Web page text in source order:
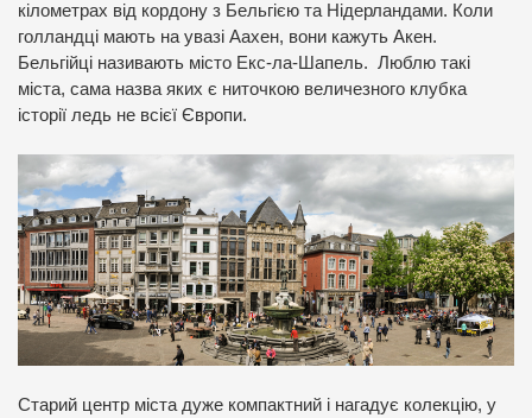
кілометрах від кордону з Бельгією та Нідерландами. Коли
голландці мають на увазі Аахен, вони кажуть Акен.
Бельгійці називають місто Екс-ла-Шапель. Люблю такі
міста, сама назва яких є ниточкою величезного клубка
історії ледь не всієї Європи.
Старий центр міста дуже компактний і нагадує колекцію, у